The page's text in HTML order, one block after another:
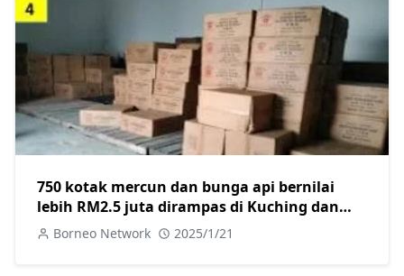
750 kotak mercun dan bunga api bernilai
lebih RM2.5 juta dirampas di Kuching dan
Miri, dua ditangkap
Borneo Network 2025/1/21